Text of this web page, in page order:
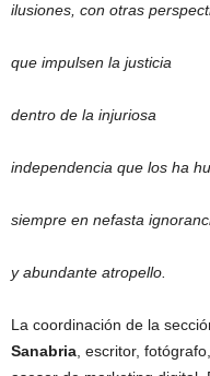
ilusiones, con otras
que impulsen la justicia
dentro de la injuriosa
independencia que los ha
siempre en nefasta
y abundante atropello.
La coordinación de la
Sanabria, escritor,